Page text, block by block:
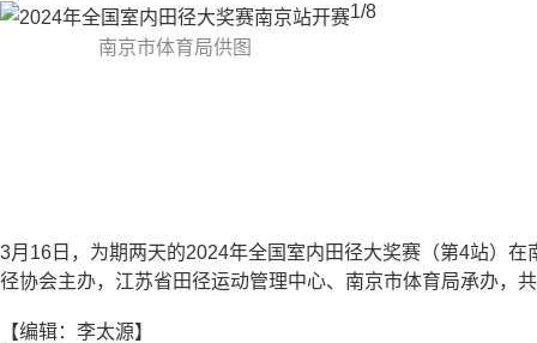
南京市体育局供图
1/8
3月16日，为期两天的2024年全国室内田径大奖赛（第4站）
径协会主办，江苏省田径运动管理中心、南京市体育局承办，
【编辑：李太源】